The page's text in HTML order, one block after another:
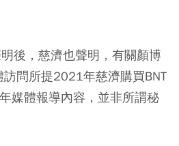
後，慈濟也聲明，有關顏博
問所提2021年慈濟購買BNT
媒體報導內容，並非所謂秘